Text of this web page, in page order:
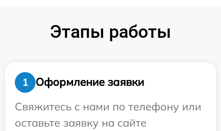
Этапы работы
1
Оформление заявки
Свяжитесь с нами по телефону или
оставьте заявку на сайте